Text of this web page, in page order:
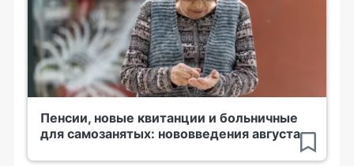
Пенсии, новые квитанции и больничные
для самозанятых: нововведения августа